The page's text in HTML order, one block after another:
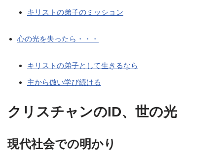
キリストの弟子のミッション
心の光を失ったら・・・
キリストの弟子として生きるなら
主から倣い学び続ける
クリスチャンのID、世の光
現代社会での明かり